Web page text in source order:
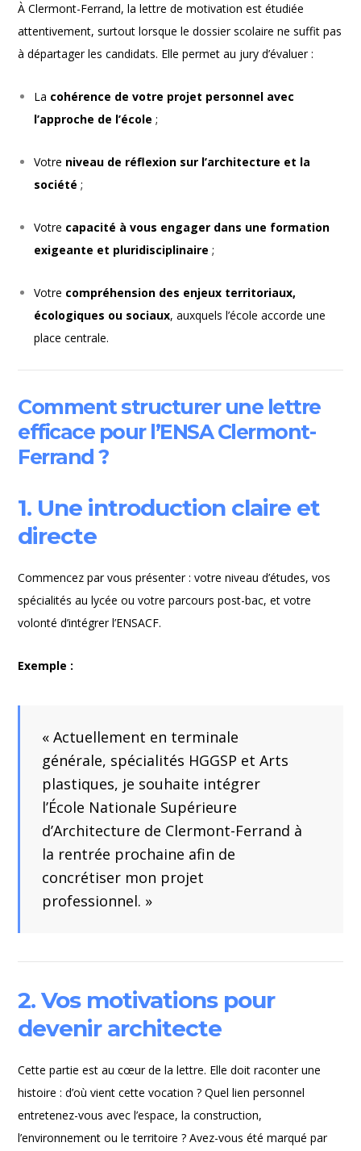
À Clermont-Ferrand, la lettre de motivation est étudiée
attentivement, surtout lorsque le dossier scolaire ne suffit pas
à départager les candidats. Elle permet au jury d’évaluer :
La cohérence de votre projet personnel avec
l’approche de l’école ;
Votre niveau de réflexion sur l’architecture et la
société ;
Votre capacité à vous engager dans une formation
exigeante et pluridisciplinaire ;
Votre compréhension des enjeux territoriaux,
écologiques ou sociaux, auxquels l’école accorde une
place centrale.
Comment structurer une lettre
efficace pour l’ENSA Clermont-
Ferrand ?
1. Une introduction claire et
directe
Commencez par vous présenter : votre niveau d’études, vos
spécialités au lycée ou votre parcours post-bac, et votre
volonté d’intégrer l’ENSACF.
Exemple :
« Actuellement en terminale
générale, spécialités HGGSP et Arts
plastiques, je souhaite intégrer
l’École Nationale Supérieure
d’Architecture de Clermont-Ferrand à
la rentrée prochaine afin de
concrétiser mon projet
professionnel. »
2. Vos motivations pour
devenir architecte
Cette partie est au cœur de la lettre. Elle doit raconter une
histoire : d’où vient cette vocation ? Quel lien personnel
entretenez-vous avec l’espace, la construction,
l’environnement ou le territoire ? Avez-vous été marqué par